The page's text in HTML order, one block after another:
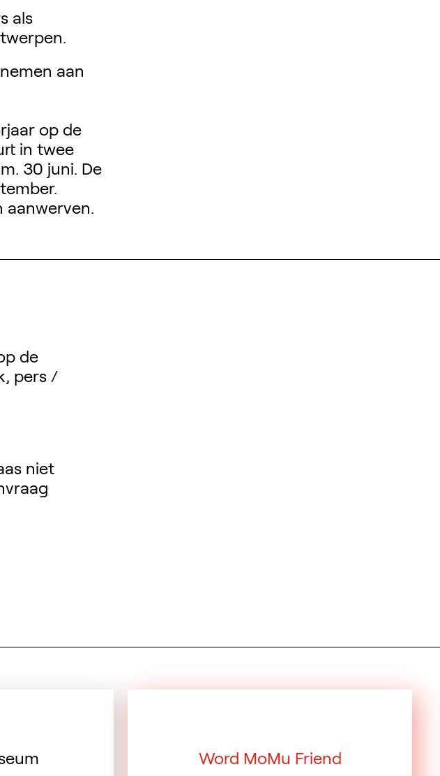
als
aan
op de
in twee
30 juni. De
aanwerven.
de
pers /
niet
Word MoMu Friend